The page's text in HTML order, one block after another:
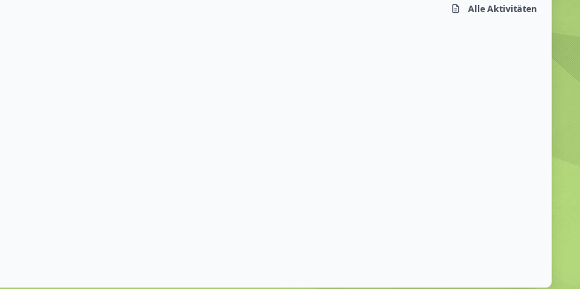
Alle Aktivitäten